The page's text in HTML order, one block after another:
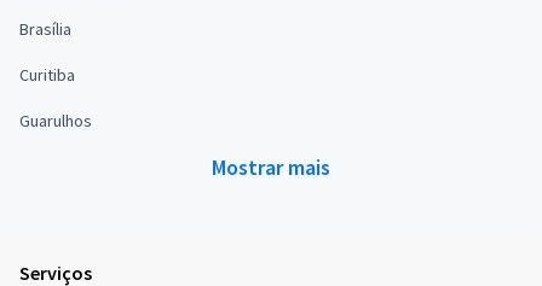
Brasília
Curitiba
Guarulhos
Mostrar mais
Serviços